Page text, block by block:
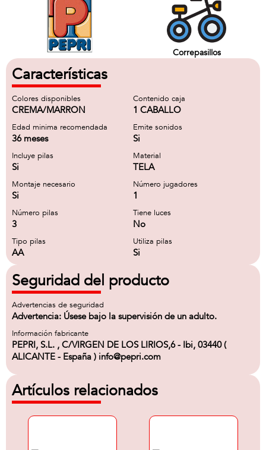
Correpasillos
Características
Colores disponibles
CREMA/MARRON
Contenido caja
1 CABALLO
Edad minima recomendada
36 meses
Emite sonidos
Si
Incluye pilas
Si
Material
TELA
Montaje necesario
Si
Número jugadores
1
Número pilas
3
Tiene luces
No
Tipo pilas
AA
Utiliza pilas
Si
Seguridad del producto
Advertencias de seguridad
Advertencia: Úsese bajo la supervisión de un adulto.
Información fabricante
PEPRI, S.L. , C/VIRGEN DE LOS LIRIOS,6 - Ibi, 03440 (
ALICANTE - España ) info@pepri.com
Artículos relacionados